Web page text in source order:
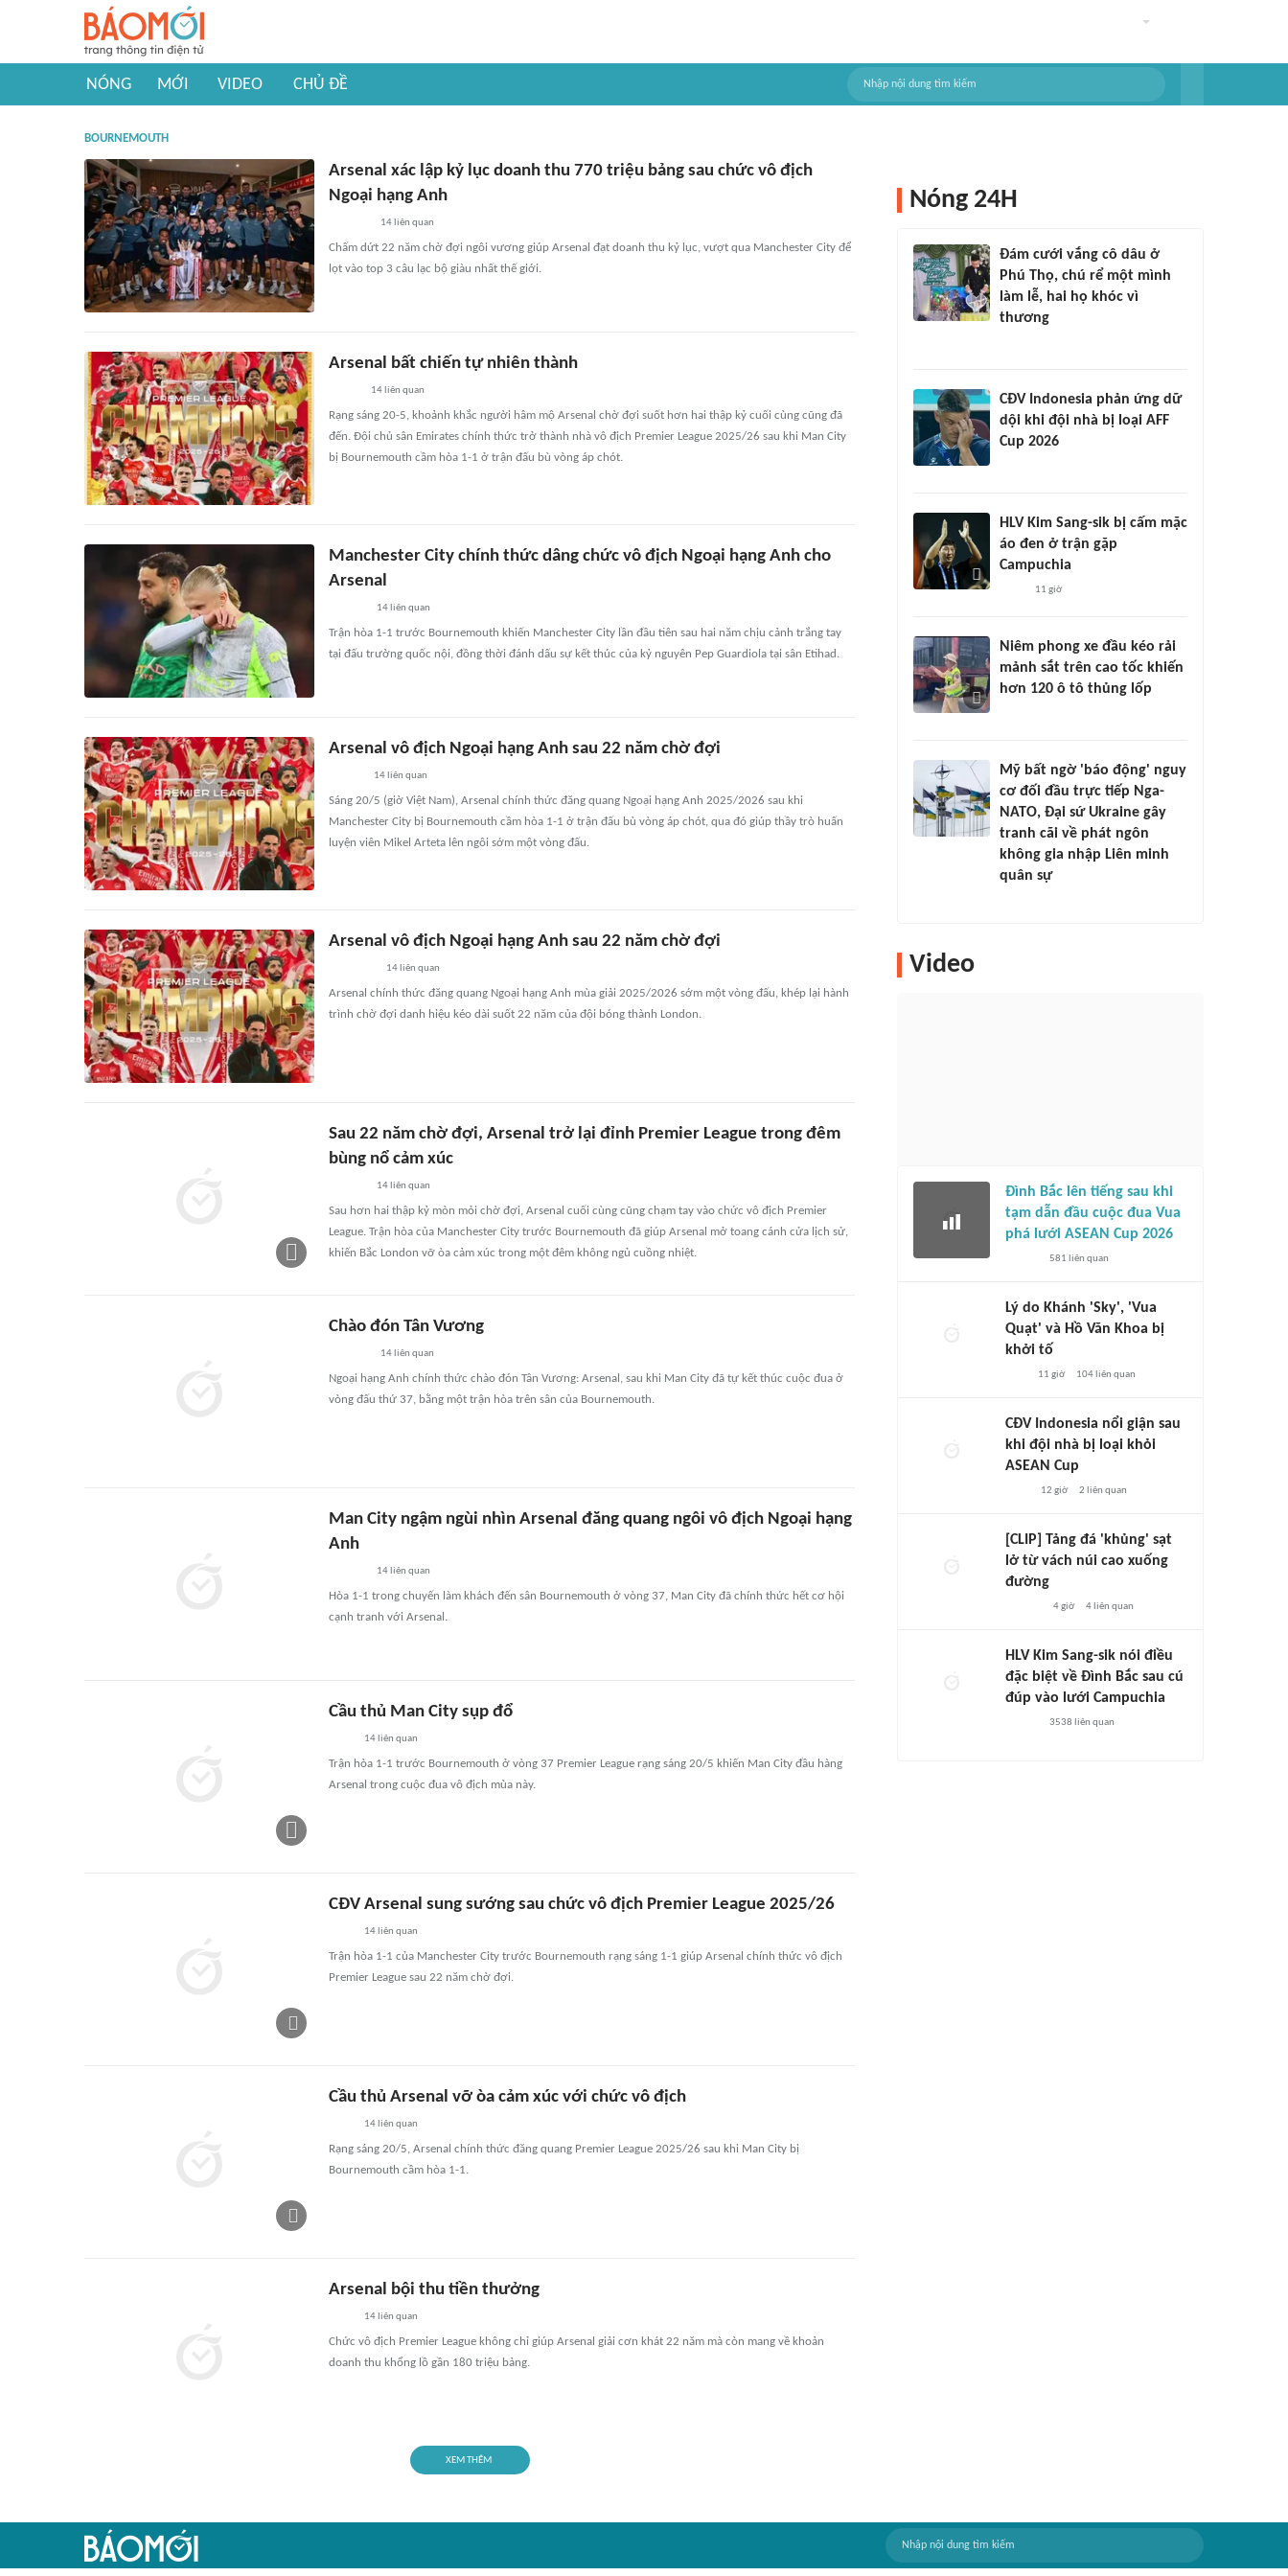
NÓNG MỚI VIDEO CHỦ ĐỀ
BOURNEMOUTH
Arsenal xác lập kỷ lục doanh thu 770 triệu bảng sau chức vô địch
Ngoại hạng Anh
14 liên quan
Chấm dứt 22 năm chờ đợi ngôi vương giúp Arsenal đạt doanh thu kỷ lục, vượt qua Manchester City để
lọt vào top 3 câu lạc bộ giàu nhất thế giới.
Arsenal bất chiến tự nhiên thành
14 liên quan
Rạng sáng 20-5, khoảnh khắc người hâm mộ Arsenal chờ đợi suốt hơn hai thập kỷ cuối cùng cũng đã
đến. Đội chủ sân Emirates chính thức trở thành nhà vô địch Premier League 2025/26 sau khi Man City
bị Bournemouth cầm hòa 1-1 ở trận đấu bù vòng áp chót.
Manchester City chính thức dâng chức vô địch Ngoại hạng Anh cho
Arsenal
14liên quan
Trận hòa 1-1 trước Bournemouth khiến Manchester City lần đầu tiên sau hai năm chịu cảnh trắng tay
tại đấu trường quốc nội, đồng thời đánh dấu sự kết thúc của kỷ nguyên Pep Guardiola tại sân Etihad.
Arsenal vô địch Ngoại hạng Anh sau 22 năm chờ đợi
14 liên quan
Sáng 20/5 (giờ Việt Nam), Arsenal chính thức đăng quang Ngoại hạng Anh 2025/2026 sau khi
Manchester City bị Bournemouth cầm hòa 1-1 ở trận đấu bù vòng áp chót, qua đó giúp thầy trò huấn
luyện viên Mikel Arteta lên ngôi sớm một vòng đấu.
Arsenal vô địch Ngoại hạng Anh sau 22 năm chờ đợi
14 liên quan
Arsenal chính thức đăng quang Ngoại hạng Anh mùa giải 2025/2026 sớm một vòng đấu, khép lại hành
trình chờ đợi danh hiệu kéo dài suốt 22 năm của đội bóng thành London.
Sau 22 năm chờ đợi, Arsenal trở lại đỉnh Premier League trong đêm
bùng nổ cảm xúc
14liên quan
Sau hơn hai thập kỷ mòn mỏi chờ đợi, Arsenal cuối cùng cũng chạm tay vào chức vô địch Premier
League. Trận hòa của Manchester City trước Bournemouth đã giúp Arsenal mở toang cánh cửa lịch sử,
khiến Bắc London vỡ òa cảm xúc trong một đêm không ngủ cuồng nhiệt.
Chào đón Tân Vương
14 liên quan
Ngoại hạng Anh chính thức chào đón Tân Vương: Arsenal, sau khi Man City đã tự kết thúc cuộc đua ở
vòng đấu thứ 37, bằng một trận hòa trên sân của Bournemouth.
Man City ngậm ngùi nhìn Arsenal đăng quang ngôi vô địch Ngoại hạng
Anh
14liên quan
Hòa 1-1 trong chuyến làm khách đến sân Bournemouth ở vòng 37, Man City đã chính thức hết cơ hội
cạnh tranh với Arsenal.
Cầu thủ Man City sụp đổ
14liên quan
Trận hòa 1-1 trước Bournemouth ở vòng 37 Premier League rạng sáng 20/5 khiến Man City đầu hàng
Arsenal trong cuộc đua vô địch mùa này.
CĐV Arsenal sung sướng sau chức vô địch Premier League 2025/26
14liên quan
Trận hòa 1-1 của Manchester City trước Bournemouth rạng sáng 1-1 giúp Arsenal chính thức vô địch
Premier League sau 22 năm chờ đợi.
Cầu thủ Arsenal vỡ òa cảm xúc với chức vô địch
14liên quan
Rạng sáng 20/5, Arsenal chính thức đăng quang Premier League 2025/26 sau khi Man City bị
Bournemouth cầm hòa 1-1.
Arsenal bội thu tiền thưởng
14liên quan
Chức vô địch Premier League không chỉ giúp Arsenal giải cơn khát 22 năm mà còn mang về khoản
doanh thu khổng lồ gần 180 triệu bảng.
XEM THÊM
Nóng 24H
Đám cưới vắng cô dâu ở
Phú Thọ, chú rể một mình
làm lễ, hai họ khóc vì
thương
CĐV Indonesia phản ứng dữ
dội khi đội nhà bị loại AFF
Cup 2026
HLV Kim Sang-sik bị cấm mặc
áo đen ở trận gặp
Campuchia
11 giờ
Niêm phong xe đầu kéo rải
mảnh sắt trên cao tốc khiến
hơn 120 ô tô thủng lốp
Mỹ bất ngờ 'báo động' nguy
cơ đối đầu trực tiếp Nga-
NATO, Đại sứ Ukraine gây
tranh cãi về phát ngôn
không gia nhập Liên minh
quân sự
Video
Đình Bắc lên tiếng sau khi
tạm dẫn đầu cuộc đua Vua
phá lưới ASEAN Cup 2026
581 liên quan
Lý do Khánh 'Sky', 'Vua
Quạt' và Hồ Văn Khoa bị
khởi tố
11 giờ 104liên quan
CĐV Indonesia nổi giận sau
khi đội nhà bị loại khỏi
ASEAN Cup
12 giờ 2 liên quan
[CLIP] Tảng đá 'khủng' sạt
lở từ vách núi cao xuống
đường
4 giờ 4liên quan
HLV Kim Sang-sik nói điều
đặc biệt về Đình Bắc sau cú
đúp vào lưới Campuchia
3538 liên quan